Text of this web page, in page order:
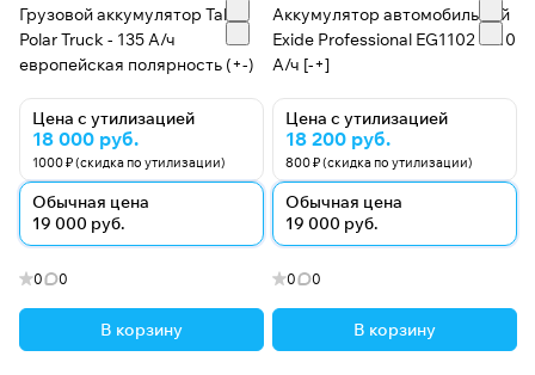
Грузовой аккумулятор Tab
Polar Truck - 135 А/ч
европейская полярность (+-)
Цена с утилизацией
18 000 руб.
1000 ₽ (скидка по утилизации)
Обычная цена
19 000 руб.
0 0
В корзину
Аккумулятор автомобильный
Exide Professional EG1102 - 110
А/ч [-+]
Цена с утилизацией
18 200 руб.
800 ₽ (скидка по утилизации)
Обычная цена
19 000 руб.
0 0
В корзину